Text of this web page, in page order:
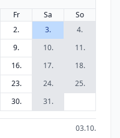
Fr Sa
So
2. 3.
4.
9. 10.
11.
16. 17.
18.
23. 24.
25.
30. 31.
03.10.